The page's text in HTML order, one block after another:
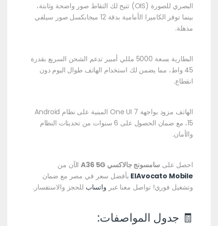
البصري للصورة (OIS) تتيح لك التقاط صور واضحة وثابتة،
بينما توفر الكاميرا الأمامية بدقة 12 ميجابكسل صور سيلفي
مذهلة.
البطارية بسعة 5000 مللي أمبير تدعم الشحن السريع بقدرة
45 واط، مما يضمن لك استخدام الهاتف طوال اليوم دون
انقطاع.
الهاتف مزود بواجهة One UI 7 المبنية على نظام Android
15، مع ضمان الحصول على 6 سنوات من تحديثات النظام
والأمان.
احصل على سامسونج جالاكسي A36 5G
الآن من
ElAvocato Mobile بأفضل سعر في مصر مع ضمان
وتشغيل فوري! تواصل معنا عبر واتساب للحجز والاستفسار.
🧾 جدول المواصفات: